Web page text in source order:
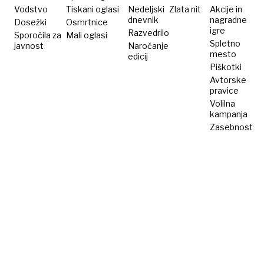
Vodstvo
Dosežki
Sporočila za
javnost
Tiskani oglasi
Osmrtnice
Mali oglasi
Nedeljski
dnevnik
Razvedrilo
Naročanje
edicij
Zlata nit
Akcije in
nagradne
igre
Spletno
mesto
Piškotki
Avtorske
pravice
Volilna
kampanja
Zasebnost